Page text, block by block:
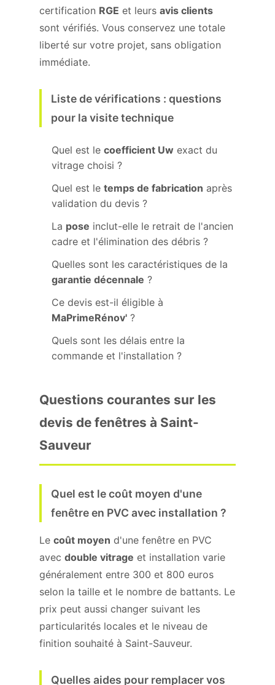
certification RGE et leurs avis clients
sont vérifiés. Vous conservez une totale
liberté sur votre projet, sans obligation
immédiate.
Liste de vérifications : questions
pour la visite technique
Quel est le coefficient Uw exact du
vitrage choisi ?
Quel est le temps de fabrication après
validation du devis ?
La pose inclut-elle le retrait de l'ancien
cadre et l'élimination des débris ?
Quelles sont les caractéristiques de la
garantie décennale ?
Ce devis est-il éligible à
MaPrimeRénov' ?
Quels sont les délais entre la
commande et l'installation ?
Questions courantes sur les
devis de fenêtres à Saint-
Sauveur
Quel est le coût moyen d'une
fenêtre en PVC avec installation ?
Le coût moyen d'une fenêtre en PVC
avec double vitrage et installation varie
généralement entre 300 et 800 euros
selon la taille et le nombre de battants. Le
prix peut aussi changer suivant les
particularités locales et le niveau de
finition souhaité à Saint-Sauveur.
Quelles aides pour remplacer vos